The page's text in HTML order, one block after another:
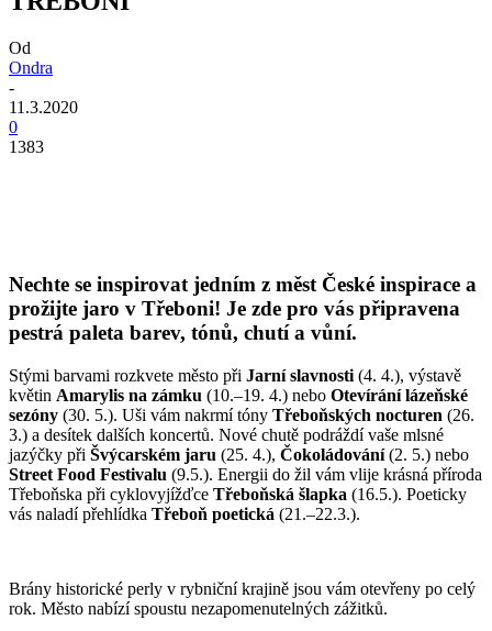
Od
Ondra
-
11.3.2020
0
1383
Nechte se inspirovat jedním z měst České inspirace a
prožijte jaro v Třeboni! Je zde pro vás připravena
pestrá paleta barev, tónů, chutí a vůní.
Stými barvami rozkvete město při Jarní slavnosti (4. 4.), výstavě
květin Amarylis na zámku (10.–19. 4.) nebo Otevírání lázeňské
sezóny (30. 5.). Uši vám nakrmí tóny Třeboňských nocturen (26.
3.) a desítek dalších koncertů. Nové chutě podráždí vaše mlsné
jazýčky při Švýcarském jaru (25. 4.), Čokoládování(2. 5.) nebo
Street Food Festivalu (9.5.). Energii do žil vám vlije krásná příroda
Třeboňska při cyklovyjížďce Třeboňská šlapka (16.5.). Poeticky
vás naladí přehlídka Třeboň poetická (21.–22.3.).
Brány historické perly v rybniční krajině jsou vám otevřeny po celý
rok. Město nabízí spoustu nezapomenutelných zážitků.